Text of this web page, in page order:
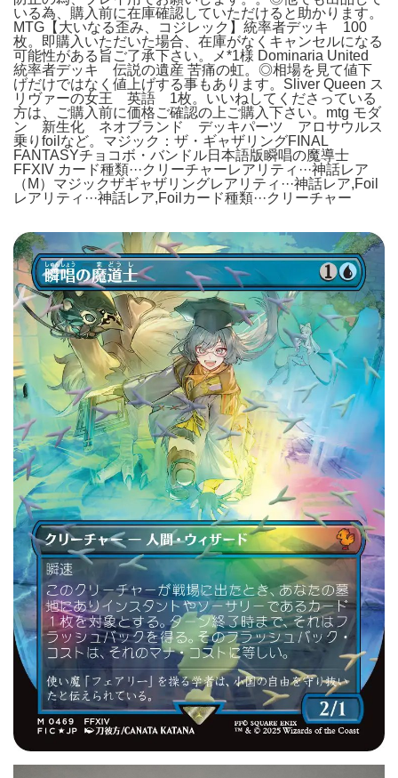
いる為、購入前に在庫確認していただけると助かります。
MTG【大いなる歪み、コジレック】統率者デッキ 100
枚。即購入いただいた場合、在庫がなくキャンセルになる
可能性がある旨ご了承下さい。メ*1様 Dominaria United
統率者デッキ 伝説の遺産 苦痛の虹。◎相場を見て値下
げだけではなく値上げする事もあります。Sliver Queen ス
リヴァーの女王 英語 1枚。いいねしてくださっている
方は、ご購入前に価格ご確認の上ご購入下さい。mtg モダ
ン 新生化 ネオブランド デッキパーツ アロサウルス
乗りfoilなど。マジック：ザ・ギャザリングFINAL
FANTASYチョコボ・バンドル日本語版瞬唱の魔導士
FFXIV カード種類···クリーチャーレアリティ···神話レア
（M）マジックザギャザリングレアリティ···神話レア,Foil
レアリティ···神話レア,Foilカード種類···クリーチャー